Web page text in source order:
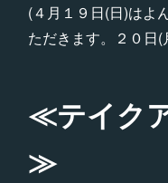
(４月１９日(日)はよ
ただきます。２０日
≪テイク
≫